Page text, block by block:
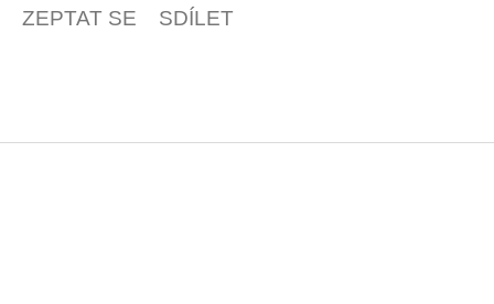
ZEPTAT SE SDÍLET